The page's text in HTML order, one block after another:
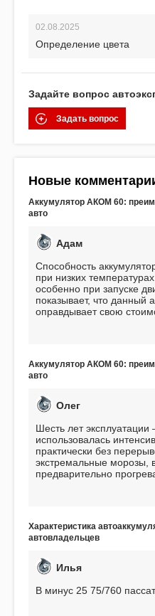
02.08.2025
Определение цвета
Задайте вопрос
Задать вопрос
Новые
Аккумулятор АКОМ 60:
авто
Адам
Способность
при низких
особенно при запуске
показывает, что данный
оправдывает свою
пожалел. Считаю, что
Аккумулятор АКОМ 60:
авто
Олег
Шесть лет
использовалась
практически без
экстремальные морозы,
предварительно
использования не было
EFB 75. Судя по
превосходит
Характеристика
автовладельцев
Илья
В минус 25 75/760